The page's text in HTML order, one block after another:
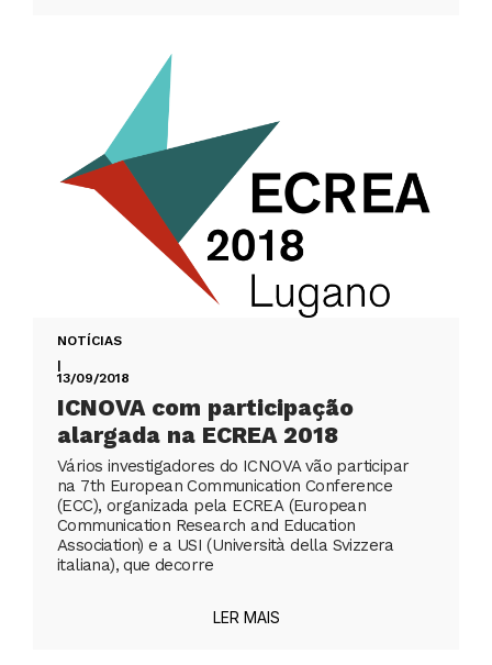
NOTÍCIAS
|
13/09/2018
ICNOVA com participação
alargada na ECREA 2018
Vários investigadores do ICNOVA vão participar
na 7th European Communication Conference
(ECC), organizada pela ECREA (European
Communication Research and Education
Association) e a USI (Università della Svizzera
italiana), que decorre
LER MAIS